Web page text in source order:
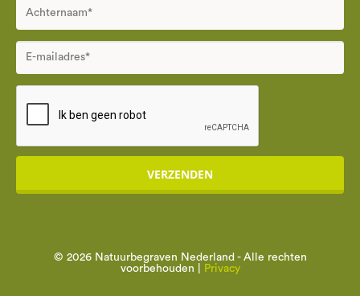
VERZENDEN
© 2026 Natuurbegraven Nederland - Alle rechten
voorbehouden |
Privacy